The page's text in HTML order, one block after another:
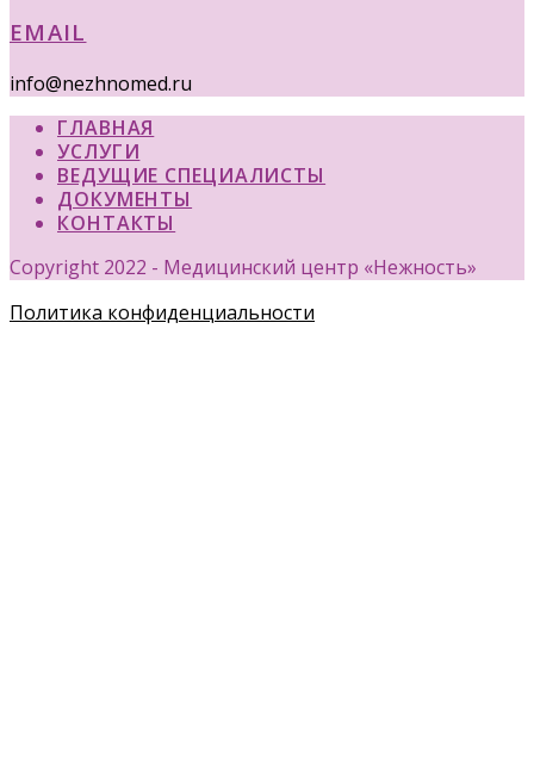
EMAIL
info@nezhnomed.ru
ГЛАВНАЯ
УСЛУГИ
ВЕДУЩИЕ СПЕЦИАЛИСТЫ
ДОКУМЕНТЫ
КОНТАКТЫ
Copyright 2022 - Медицинский центр «Нежность»
Политика конфиденциальности